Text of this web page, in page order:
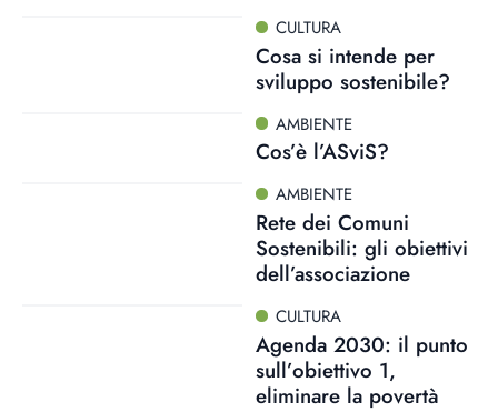
CULTURA
Cosa si intende per
sviluppo sostenibile?
AMBIENTE
Cos’è l’ASviS?
AMBIENTE
Rete dei Comuni
Sostenibili: gli obiettivi
dell’associazione
CULTURA
Agenda 2030: il punto
sull’obiettivo 1,
eliminare la povertà